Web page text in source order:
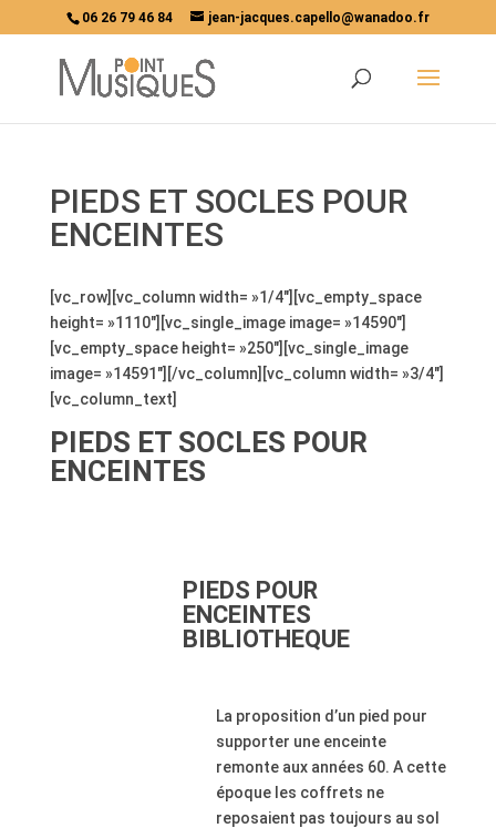
06 26 79 46 84 jean-jacques.capello@wanadoo.fr
PIEDS ET SOCLES POUR
ENCEINTES
[vc_row][vc_column width= »1/4″][vc_empty_space
height= »1110″][vc_single_image image= »14590″]
[vc_empty_space height= »250″][vc_single_image
image= »14591″][/vc_column][vc_column width= »3/4″]
[vc_column_text]
PIEDS ET SOCLES POUR
ENCEINTES
PIEDS POUR
ENCEINTES
BIBLIOTHEQUE
La proposition d’un pied pour
supporter une enceinte
remonte aux années 60. A cette
époque les coffrets ne
reposaient pas toujours au sol